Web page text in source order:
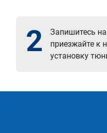
2
Запишитесь
приезжайте к
установку